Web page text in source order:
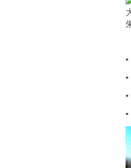
▪
▪
▪
▪